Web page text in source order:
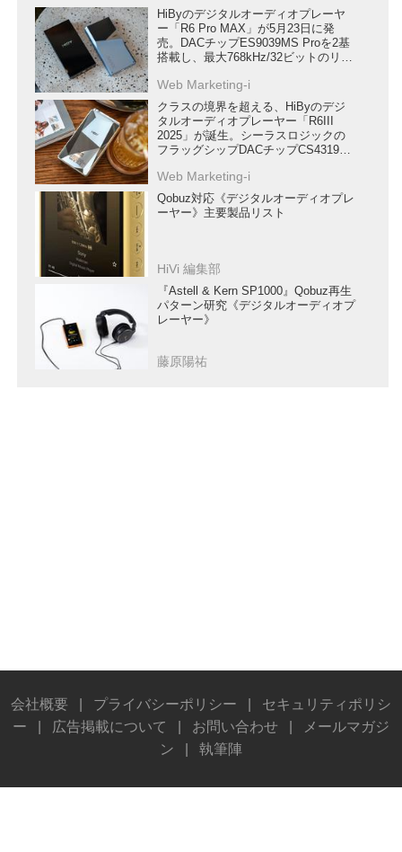
HiByのデジタルオーディオプレーヤ
ー「R6 Pro MAX」が5月23日に発
売。DACチップES9039MS Proを2基
搭載し、最大768kHz/32ビットのリニ
Web Marketing-i
クラスの境界を超える、HiByのデジ
タルオーディオプレーヤー「R6III
2025」が誕生。シーラスロジックの
フラッグシップDACチップCS43198
Web Marketing-i
Qobuz対応《デジタルオーディオプレ
ーヤー》主要製品リスト
HiVi 編集部
『Astell & Kern SP1000』Qobuz再生
パターン研究《デジタルオーディオプ
レーヤー》
藤原陽祐
会社概要 プライバシーポリシー
セキュリティポリシ
ー
広告掲載について お問い合わせ
メールマガジ
ン
執筆陣